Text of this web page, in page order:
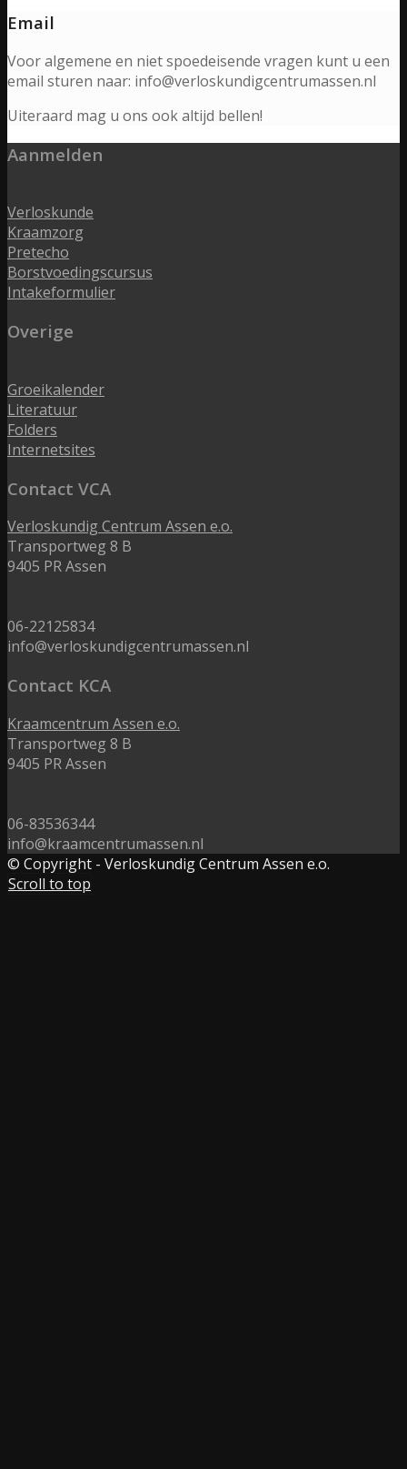
Email
Voor algemene en niet spoedeisende vragen kunt u een
email sturen naar: info@verloskundigcentrumassen.nl
Uiteraard mag u ons ook altijd bellen!
Aanmelden
Verloskunde
Kraamzorg
Pretecho
Borstvoedingscursus
Intakeformulier
Overige
Groeikalender
Literatuur
Folders
Internetsites
Contact VCA
Verloskundig Centrum Assen e.o.
Transportweg 8 B
9405 PR Assen
06-22125834
info@verloskundigcentrumassen.nl
Contact KCA
Kraamcentrum Assen e.o.
Transportweg 8 B
9405 PR Assen
06-83536344
info@kraamcentrumassen.nl
© Copyright - Verloskundig Centrum Assen e.o.
Scroll to top